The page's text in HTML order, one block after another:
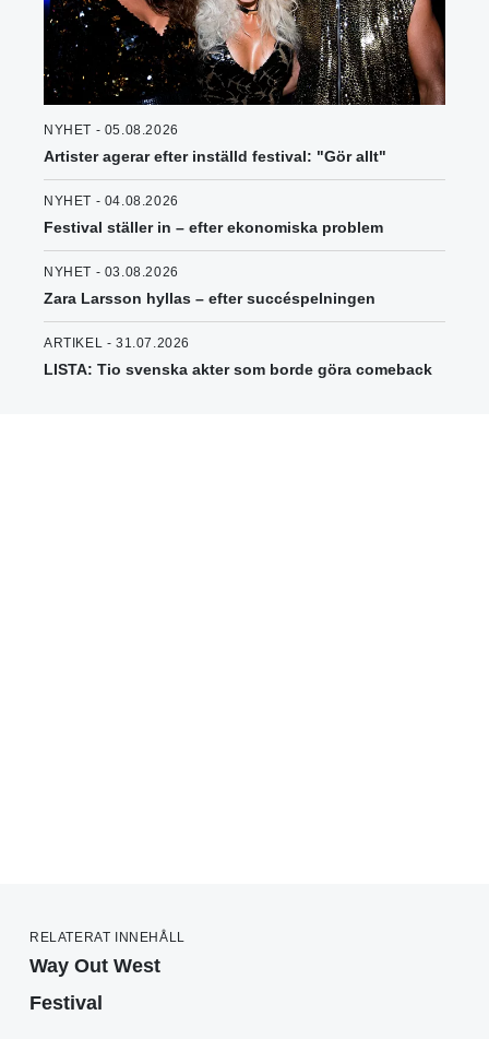
NYHET - 05.08.2026
Artister agerar efter inställd festival: "Gör allt"
NYHET - 04.08.2026
Festival ställer in – efter ekonomiska problem
NYHET - 03.08.2026
Zara Larsson hyllas – efter succéspelningen
ARTIKEL - 31.07.2026
LISTA: Tio svenska akter som borde göra comeback
RELATERAT INNEHÅLL
Way Out West
Festival